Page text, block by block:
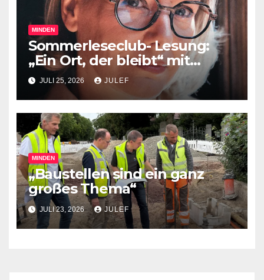
MINDEN
Sommerleseclub- Lesung:
„Ein Ort, der bleibt“ mit
Sandra Lüpkes
JULI 25, 2026 JULEF
MINDEN
„Baustellen sind ein ganz
großes Thema“
JULI 23, 2026 JULEF